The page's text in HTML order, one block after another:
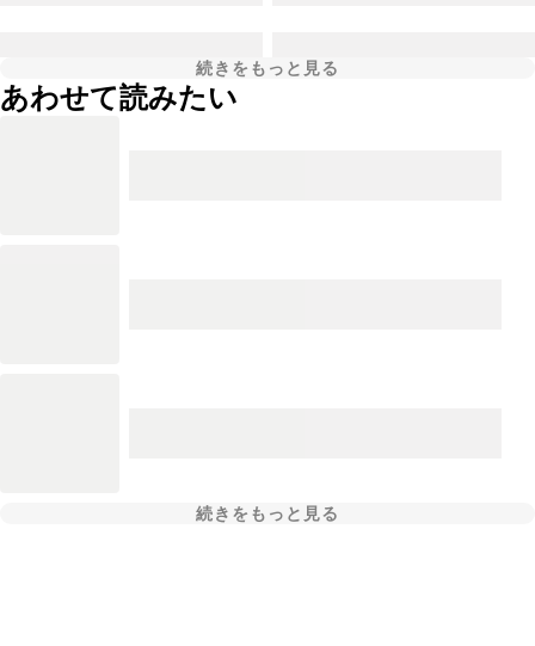
続きをもっと見る
あわせて読みたい
続きをもっと見る